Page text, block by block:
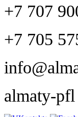
+7 707
+7 705
almaty-pfl